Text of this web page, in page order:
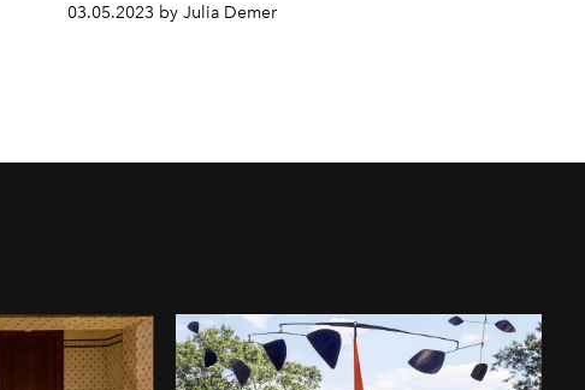
03.05.2023 by Julia Demer